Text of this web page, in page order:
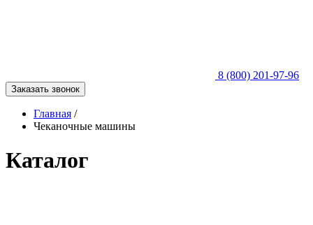
8 (800) 201-97-96
Заказать звонок
Главная /
Чеканочные машины
Каталог